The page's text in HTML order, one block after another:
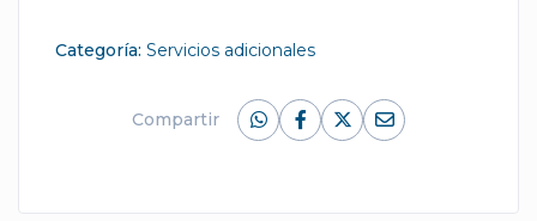
Categoría:Servicios adicionales
Compartir